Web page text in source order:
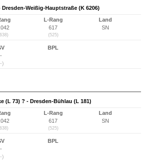
Weißig-Hauptstraße (K 6206)
L-Rang
617
(525)
Land
SN
-
)
BPL
(L 73) ? - Dresden-Bühlau (L 181)
L-Rang
617
(525)
Land
SN
-
)
BPL